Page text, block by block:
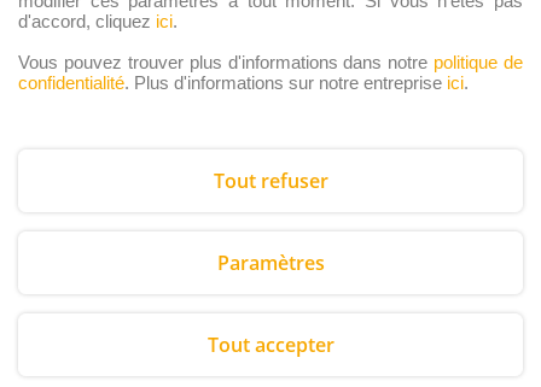
Ajouter au panier
d'accord, cliquez ici.
Vous pouvez trouver plus d'informations dans notre politique de
confidentialité. Plus d'informations sur notre entreprise ici.
Tout refuser
Paramètres
Tout accepter